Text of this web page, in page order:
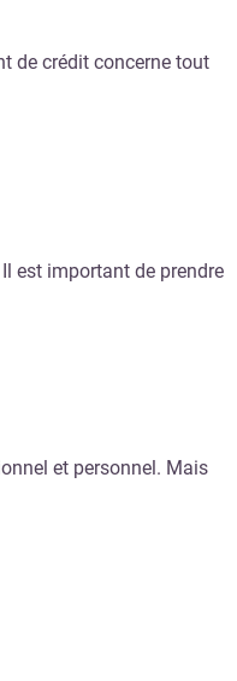
de crédit concerne tout
est important de prendre
et personnel. Mais